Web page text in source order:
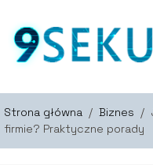
Strona główna / Biznes /
firmie? Praktyczne porady